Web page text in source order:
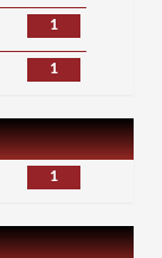
1
1
1